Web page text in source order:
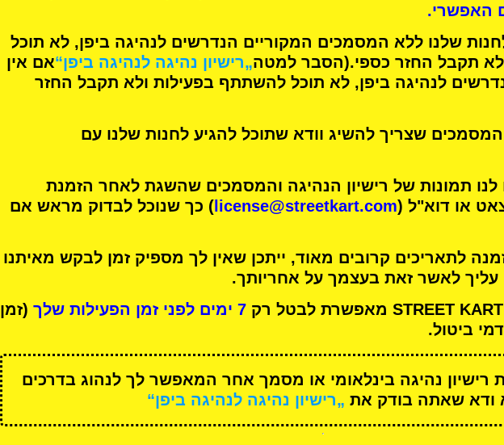
האפשרי.
שלנו ללא המסמכים המקוריים הנדרשים לנהיגה ביפן, לא תוכל
תקבל החזר כספי.(הסבר למטה„רישיון נהיגה לנהיגה ביפן“אם אין
לנהיגה ביפן, לא תוכל להשתתף בפעילות ולא תקבל החזר
שצריך להשיג וודא שתוכל להגיע לחנות שלנו עם
לנו תמונות של רישיון הנהיגה והמסמכים שהשגת לאחר הזמנת
או דוא"ל (license@streetkart.com ) כך שנוכל לבדוק מראש אם
לתאריכים קרובים מאוד, ייתכן שאין לך מספיק זמן לבקש מאיתנו
לאשר זאת בעצמך על אחריותך.
7 ימים לפני זמן הפעילות שלך
(זמן
ביטול.
רישיון נהיגה בינלאומי או מסמך אחר המאפשר לך לנהוג בדרכים
ודא שאתה בודק את „רישיון נהיגה לנהיגה ביפן“